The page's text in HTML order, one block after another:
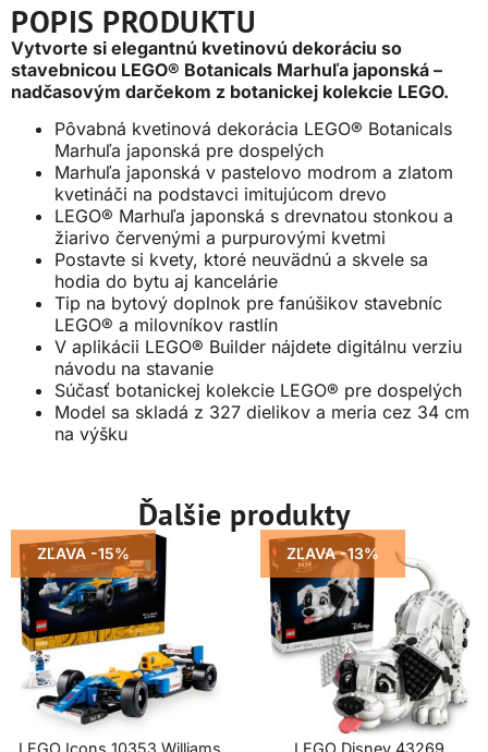
POPIS PRODUKTU
Vytvorte si elegantnú kvetinovú dekoráciu so
stavebnicou LEGO® Botanicals Marhuľa japonská –
nadčasovým darčekom z botanickej kolekcie LEGO.
Pôvabná kvetinová dekorácia LEGO® Botanicals
Marhuľa japonská pre dospelých
Marhuľa japonská v pastelovo modrom a zlatom
kvetináči na podstavci imitujúcom drevo
LEGO® Marhuľa japonská s drevnatou stonkou a
žiarivo červenými a purpurovými kvetmi
Postavte si kvety, ktoré neuvädnú a skvele sa
hodia do bytu aj kancelárie
Tip na bytový doplnok pre fanúšikov stavebníc
LEGO® a milovníkov rastlín
V aplikácii LEGO® Builder nájdete digitálnu verziu
návodu na stavanie
Súčasť botanickej kolekcie LEGO® pre dospelých
Model sa skladá z 327 dielikov a meria cez 34 cm
na výšku
Ďalšie produkty
ZĽAVA -15% ZĽAVA -13%